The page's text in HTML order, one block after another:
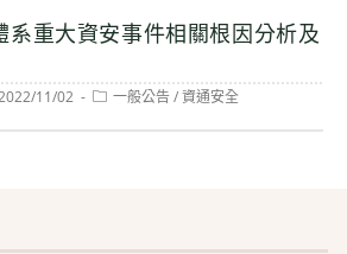
系重大資安事件相關根因分析及
11/02
Post一般公告/資通安全